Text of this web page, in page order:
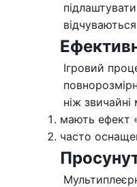
Ігровий
ніж
мають ефект
часто